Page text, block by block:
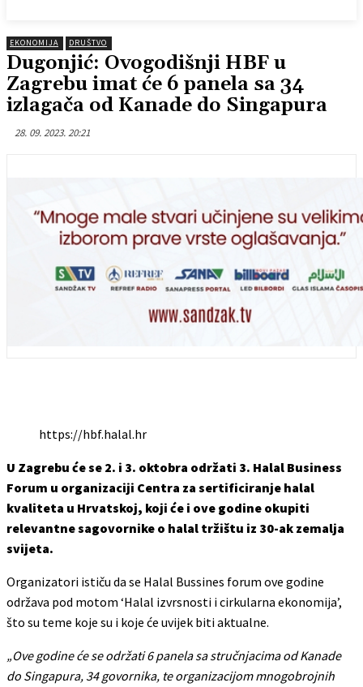
EKONOMIJA DRUŠTVO
Dugonjić: Ovogodišnji HBF u
Zagrebu imat će 6 panela sa 34
izlagača od Kanade do Singapura
28. 09. 2023. 20:21
https://hbf.halal.hr
U Zagrebu će se 2. i 3. oktobra održati 3. Halal Business
Forum u organizaciji Centra za sertificiranje halal
kvaliteta u Hrvatskoj, koji će i ove godine okupiti
relevantne sagovornike o halal tržištu iz 30-ak zemalja
svijeta.
Organizatori ističu da se Halal Bussines forum ove godine
održava pod motom ‘Halal izvrsnosti i cirkularna ekonomija’,
što su teme koje su i koje će uvijek biti aktualne.
„Ove godine će se održati 6 panela sa stručnjacima od Kanade
do Singapura, 34 govornika, te organizacijom mnogobrojnih